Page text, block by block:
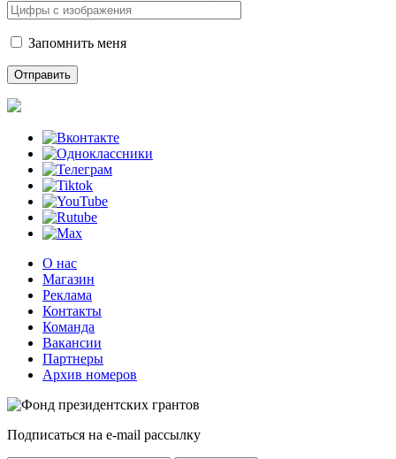
Запомнить меня
О нас
Магазин
Реклама
Контакты
Команда
Вакансии
Партнеры
Архив номеров
Подписаться на e-mail рассылку